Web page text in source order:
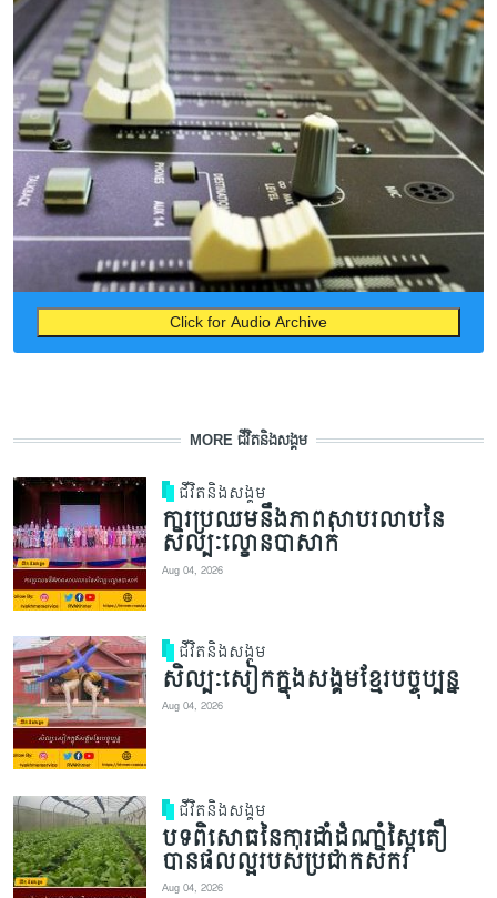
Click for Audio Archive
MORE ជីវិតនិងសង្គម
ជីវិតនិងសង្គម
ការប្រឈមនឹងភាពសាបរលាបនៃ
សិល្បៈល្ខោនបាសាក់
Aug 04, 2026
ជីវិតនិងសង្គម
សិល្បៈសៀកក្នុងសង្គមខ្មែរបច្ចុប្បន្ន
Aug 04, 2026
ជីវិតនិងសង្គម
បទពិសោធនៃការដាំដំណាំស្ពៃតឿ
បានផលល្អរបស់ប្រជាកសិករ
Aug 04, 2026